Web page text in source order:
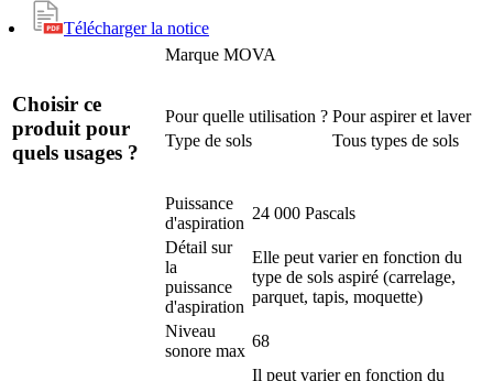
Télécharger la notice
Marque MOVA
Choisir ce
produit pour
quels usages ?
Pour quelle utilisation ? Pour aspirer et laver
Type de sols
Tous types de sols
Puissance
d'aspiration
24 000 Pascals
Détail sur
la
puissance
d'aspiration
Elle peut varier en fonction du
type de sols aspiré (carrelage,
parquet, tapis, moquette)
Niveau
sonore max
68
Il peut varier en fonction du